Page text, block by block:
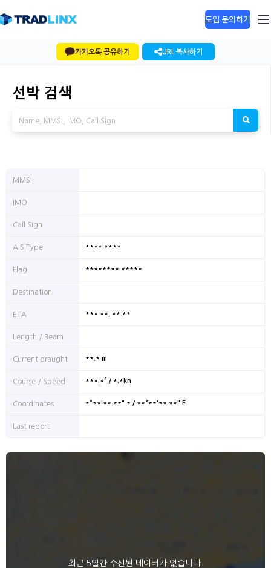
도입 문의하기
카카오톡 공유하기 URL 복사하기
선박 검색
MMSI
IMO
Call Sign
AIS Type **** ****
Flag ******** *****
Destination
ETA *** **, **:**
Length / Beam
Current draught **.* m
Course / Speed ***.*° / *.*kn
Coordinates *°**'**.**" * / **°**'**.**" E
Last report
최근 5일간 수신된 데이터가 없습니다.